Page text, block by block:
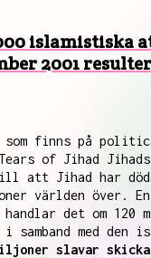
000 islamistiska
2001
finns på
of Jihad
att Jihad har
världen över.
det om 120
samband med den
slavar